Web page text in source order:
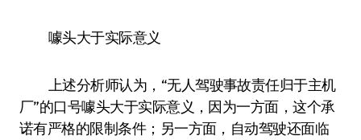
噱头大于实际意义
上述分析师认为，“无人驾驶事故责任归于主机
厂”的口号噱头大于实际意义，因为一方面，这个承
诺有严格的限制条件；另一方面，自动驾驶还面临